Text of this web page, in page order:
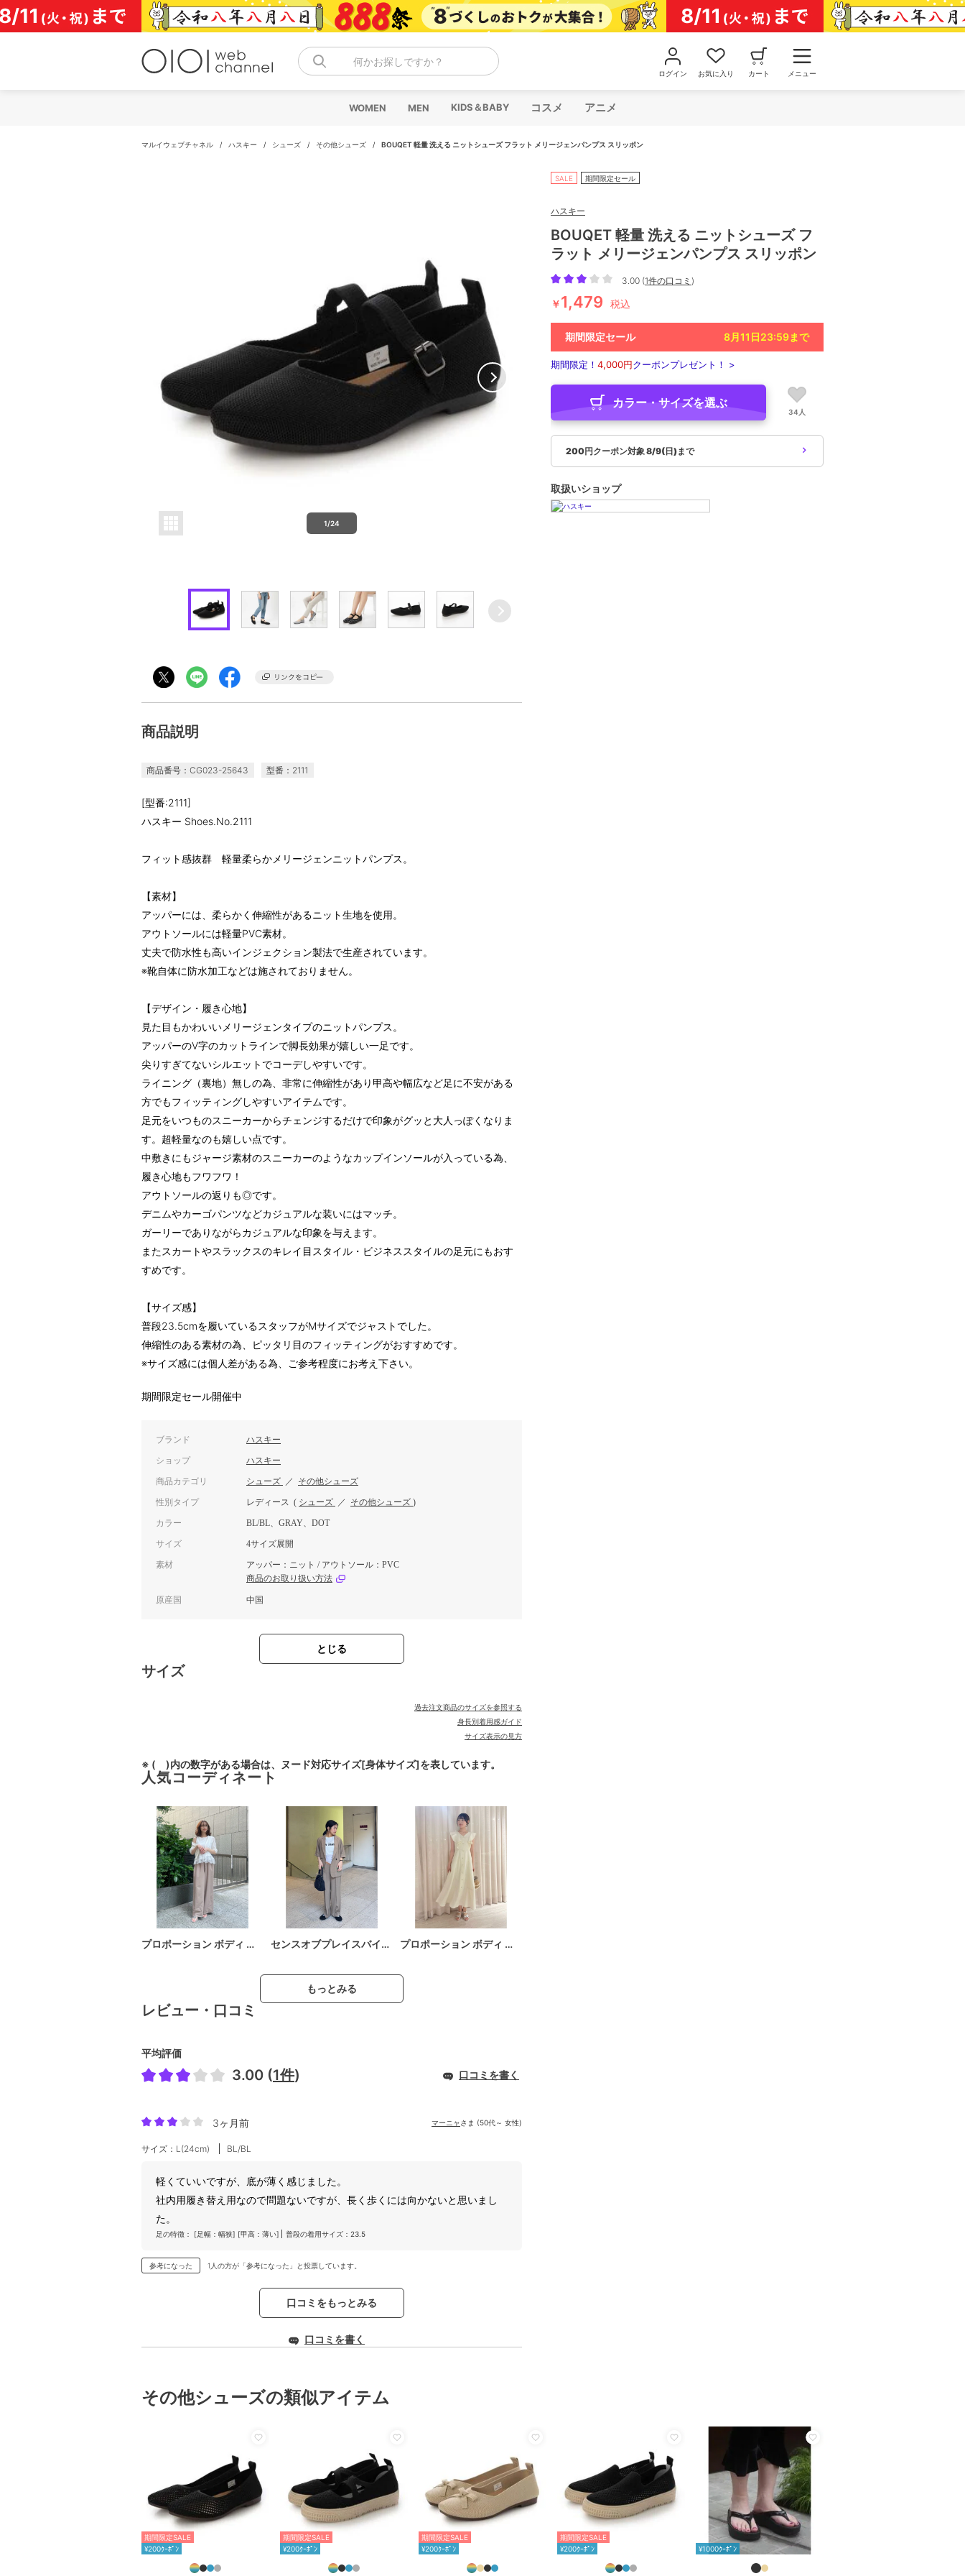
コ
ン
テ
何かお探しですか？
ログイン お気に入り カート メニュー
WOMEN MEN KIDS＆BABY コスメ アニメ
マルイウェブチャネル / ハスキー / シューズ / その他シューズ / BOUQET 軽量 洗える ニットシューズ フラット メリージェンパンプス スリッポン
1/24
商品説明
商品番号：CG023-25643 型番：2111
[型番:2111]
ハスキー Shoes.No.2111
フィット感抜群 軽量柔らかメリージェンニットパンプス。
【素材】
アッパーには、柔らかく伸縮性があるニット生地を使用。
アウトソールには軽量PVC素材。
丈夫で防水性も高いインジェクション製法で生産されています。
※靴自体に防水加工などは施されておりません。
【デザイン・履き心地】
見た目もかわいいメリージェンタイプのニットパンプス。
アッパーのV字のカットラインで脚長効果が嬉しい一足です。
尖りすぎてないシルエットでコーデしやすいです。
ライニング（裏地）無しの為、非常に伸縮性があり甲高や幅広など足に不安がある
方でもフィッティングしやすいアイテムです。
足元をいつものスニーカーからチェンジするだけで印象がグッと大人っぽくなりま
す。超軽量なのも嬉しい点です。
中敷きにもジャージ素材のスニーカーのようなカップインソールが入っている為、
履き心地もフワフワ！
アウトソールの返りも◎です。
デニムやカーゴパンツなどカジュアルな装いにはマッチ。
ガーリーでありながらカジュアルな印象を与えます。
またスカートやスラックスのキレイ目スタイル・ビジネススタイルの足元にもおす
すめです。
【サイズ感】
普段23.5cmを履いているスタッフがMサイズでジャストでした。
伸縮性のある素材の為、ピッタリ目のフィッティングがおすすめです。
※サイズ感には個人差がある為、ご参考程度にお考え下さい。
期間限定セール開催中
ブランド ハスキー
ショップ ハスキー
商品カテゴリ シューズ ／ その他シューズ
性別タイプ レディース ( シューズ ／ その他シューズ )
カラー BL/BL、GRAY、DOT
サイズ 4サイズ展開
素材
アッパー：ニット / アウトソール：PVC
商品のお取り扱い方法
原産国 中国
とじる
サイズ
過去注文商品のサイズを参照する
身長別着用感ガイド
サイズ表示の見方
※ ( )内の数字がある場合は、ヌード対応サイズ[身体サイズ]を表しています。
人気コーディネート
プロポーション ボディ … センスオブプレイスバイ… プロポーション ボディ …
もっとみる
レビュー・口コミ
平均評価
3.00 (1件) 口コミを書く
3ヶ月前 マーニャさま (50代～ 女性)
サイズ：L(24cm) BL/BL
軽くていいですが、底が薄く感じました。
社内用履き替え用なので問題ないですが、長く歩くには向かないと思いまし
た。
足の特徴： [足幅：幅狭] [甲高：薄い] 普段の着用サイズ：23.5
参考になった 1人の方が「参考になった」と投票しています。
口コミをもっとみる
口コミを書く
SALE 期間限定セール
ハスキー
BOUQET 軽量 洗える ニットシューズ フ
ラット メリージェンパンプス スリッポン
3.00 (1件の口コミ )
￥1,479 税込
期間限定セール 8月11日23:59まで
期間限定！ 4,000円クーポンプレゼント！ >
カラー・サイズを選ぶ
34人
200円クーポン対象 8/9(日)まで
取扱いショップ
その他シューズの類似アイテム
期間限定SALE
¥200ｸｰﾎﾟﾝ
期間限定SALE
¥200ｸｰﾎﾟﾝ
期間限定SALE
¥200ｸｰﾎﾟﾝ
期間限定SALE
¥200ｸｰﾎﾟﾝ
¥1000ｸｰﾎﾟﾝ